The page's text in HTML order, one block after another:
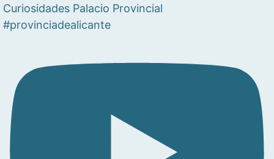
Curiosidades Palacio Provincial
#provinciadealicante